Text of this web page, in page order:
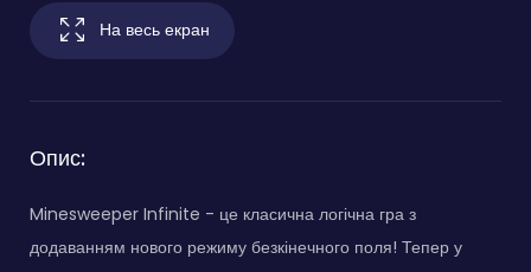
На весь екран
Опис:
Minesweeper Infinite - це класична логічна гра з
додаванням нового режиму безкінечного поля! Тепер у